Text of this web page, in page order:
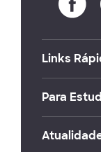
Links
Para